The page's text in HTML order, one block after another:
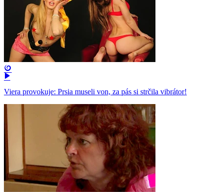
Viera provokuje: Prsia museli von, za pás si strčila vibrátor!